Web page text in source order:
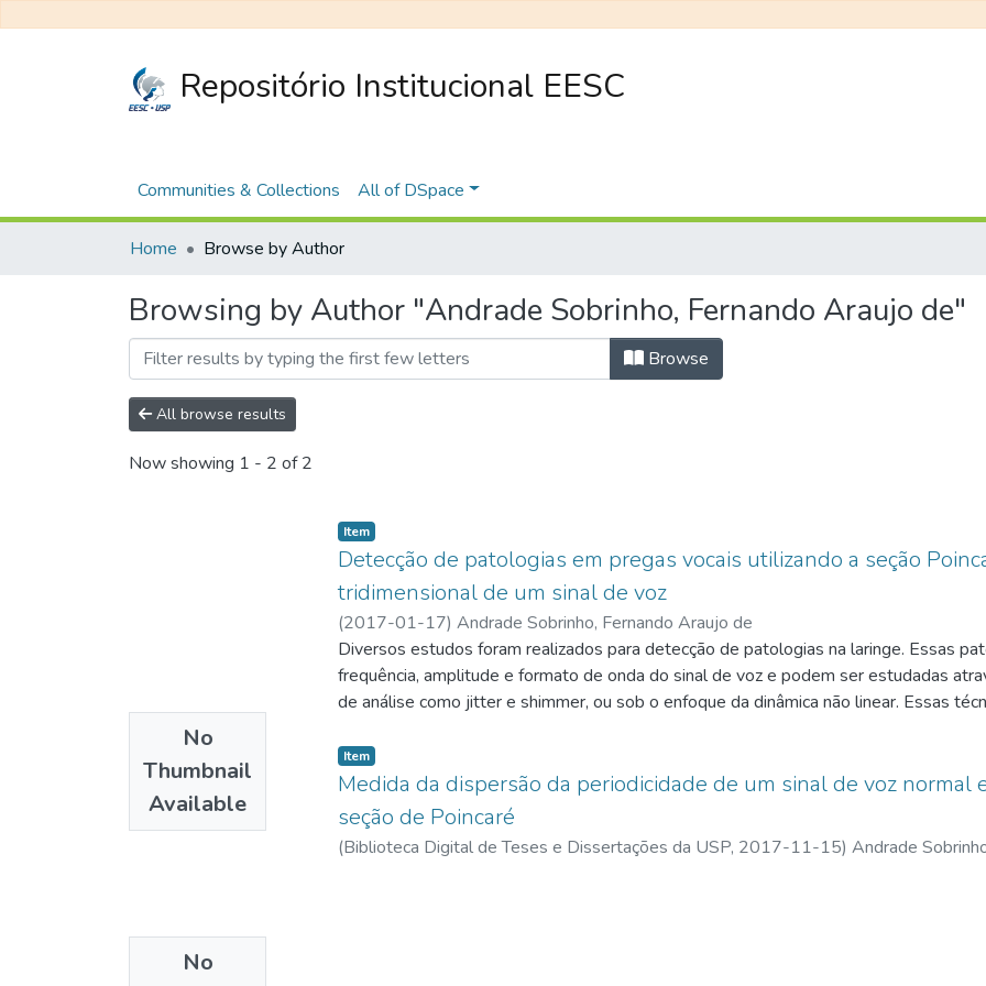
Repositório Institucional EESC
Communities & Collections All of DSpace
Home Browse by Author
Browsing by Author "Andrade Sobrinho, Fernando Araujo de"
Browse
All browse results
Now showing 1 - 2 of 2
No
Thumbnail
Available
Item
Detecção de patologias em pregas vocais utilizando a seção
tridimensional de um sinal de voz
(2017-01-17) Andrade Sobrinho, Fernando Araujo de
Diversos estudos foram realizados para detecção de patologias na laringe. Essas
frequência, amplitude e formato de onda do sinal de voz e podem ser estudadas
de análise como jitter e shimmer, ou sob o enfoque da dinâmica não linear. Essas
análise acústica baseiam-se no formato de onda vocal no domínio do tempo e
técnica de análise não linear utilizada nesse trabalho baseia-se no atrator
dessa tese é diferenciar vozes normais e patológicas e entre patologias usando a
conhecida como Seção de Poincaré. Foram analisados 48 sinais de vozes humanas,
16 com nódulo e 16 com edema de Reinke). Em seguida foram selecionados 3
dispersão dos pontos do atrator no plano através da média e desvio padrão das
No
Item
Medida da dispersão da periodicidade de um sinal de voz normal
seção de Poincaré
(Biblioteca Digital de Teses e Dissertações da USP, 2017-11-15) Andrade